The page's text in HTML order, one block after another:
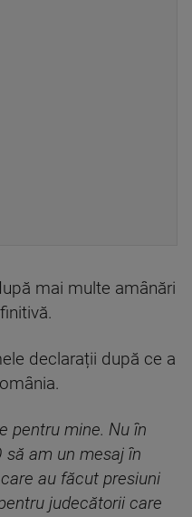
mai multe amânări
declarații după ce a
pentru mine. Nu în
să am un mesaj în
au făcut presiuni
judecătorii care